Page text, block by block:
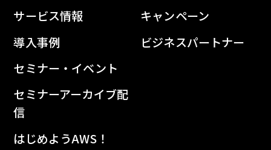
サービス情報
導入事例
セミナー・イベント
セミナーアーカイブ配
信
はじめようAWS！
キャンペーン
ビジネスパートナー